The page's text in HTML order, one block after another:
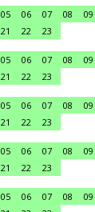
05 06 07 08 09
21 22
23
05 06 07 08 09
21 22
23
05 06 07 08 09
21 22
23
05 06 07 08 09
21 22
23
05 06 07 08 09